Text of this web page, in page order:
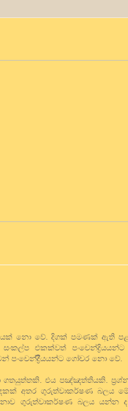
නො වේ. දිගක් පමණක්
එකක්වත්
පංචෙන්ද්‍රීියයන්ට ගෝචර නො වේ.
එය පඤ්ඤත්තියකි.
අතර ගුරුත්වාකර්ෂණ බලය
ගුරුත්වාකර්ෂණ බලය යන්න ද